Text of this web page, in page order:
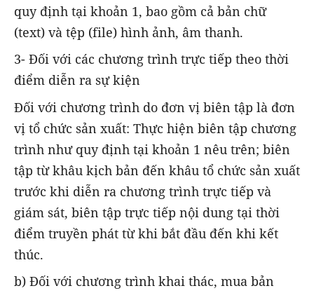
quy định tại khoản 1, bao gồm cả bản chữ
(text) và tệp (file) hình ảnh, âm thanh.
3- Đối với các chương trình trực tiếp theo thời
điểm diễn ra sự kiện
Đối với chương trình do đơn vị biên tập là đơn
vị tổ chức sản xuất: Thực hiện biên tập chương
trình như quy định tại khoản 1 nêu trên; biên
tập từ khâu kịch bản đến khâu tổ chức sản xuất
trước khi diễn ra chương trình trực tiếp và
giám sát, biên tập trực tiếp nội dung tại thời
điểm truyền phát từ khi bắt đầu đến khi kết
thúc.
b) Đối với chương trình khai thác, mua bản